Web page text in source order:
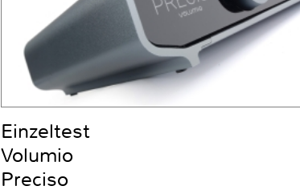
Einzeltest
Volumio
Preciso